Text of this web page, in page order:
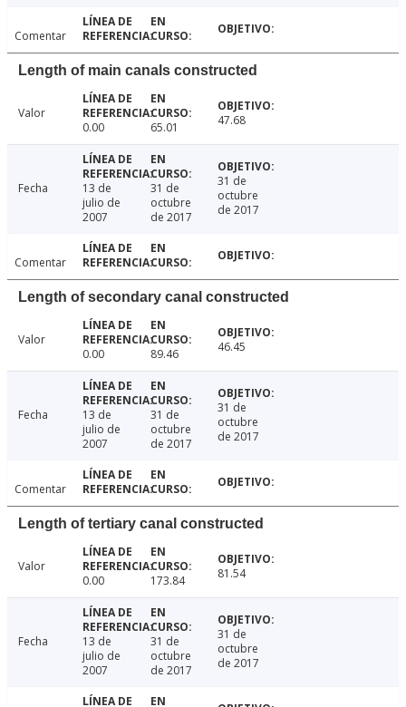
Comentar
Length of main canals constructed
Valor
0.00
65.01 47.68
Fecha
13 de
julio de
2007
31 de
octubre
de 2017
31 de
octubre
de 2017
Comentar
Length of secondary canal constructed
Valor
0.00
89.46 46.45
Fecha
13 de
julio de
2007
31 de
octubre
de 2017
31 de
octubre
de 2017
Comentar
Length of tertiary canal constructed
Valor
0.00
173.84 81.54
Fecha
13 de
julio de
2007
31 de
octubre
de 2017
31 de
octubre
de 2017